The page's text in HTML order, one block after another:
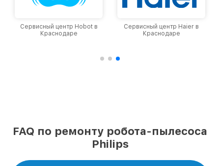
Сервисный центр Hobot в
Краснодаре
Сервисный центр Haier в
Краснодаре
FAQ по ремонту робота-пылесоса
Philips